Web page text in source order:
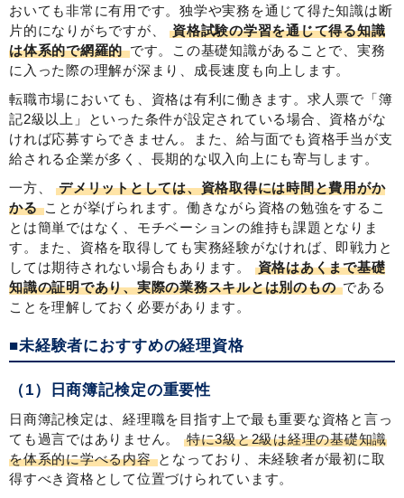
おいても非常に有用です。独学や実務を通じて得た知識は断
片的になりがちですが、
資格試験の学習を通じて得る知識
は体系的で網羅的です。この基礎知識があることで、実務
に入った際の理解が深まり、成長速度も向上します。
転職市場においても、資格は有利に働きます。求人票で「簿
記2級以上」といった条件が設定されている場合、資格がな
ければ応募すらできません。また、給与面でも資格手当が支
給される企業が多く、長期的な収入向上にも寄与します。
一方、
デメリットとしては、資格取得には時間と費用がか
かる ことが挙げられます。働きながら資格の勉強をするこ
とは簡単ではなく、モチベーションの維持も課題となりま
す。また、資格を取得しても実務経験がなければ、即戦力と
しては期待されない場合もあります。
資格はあくまで基礎
知識の証明であり、実際の業務スキルとは別のもの である
ことを理解しておく必要があります。
■未経験者におすすめの経理資格
（1）日商簿記検定の重要性
日商簿記検定は、経理職を目指す上で最も重要な資格と言っ
ても過言ではありません。
特に3級と2級は経理の基礎知識
を体系的に学べる内容 となっており、未経験者が最初に取
得すべき資格として位置づけられています。